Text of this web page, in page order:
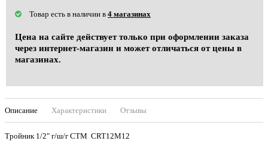
Товар есть в наличии в 4 магазинах
Цена на сайте действует только при оформлении заказа
через интернет-магазин и может отличаться от цены в
магазинах.
Описание Характеристики Отзывы
Тройник 1/2" г/ш/г СТМ CRT12M12